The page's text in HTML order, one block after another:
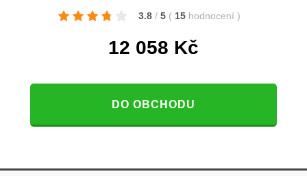
3.8 / 5 ( 15 hodnocení )
12 058 Kč
DO OBCHODU